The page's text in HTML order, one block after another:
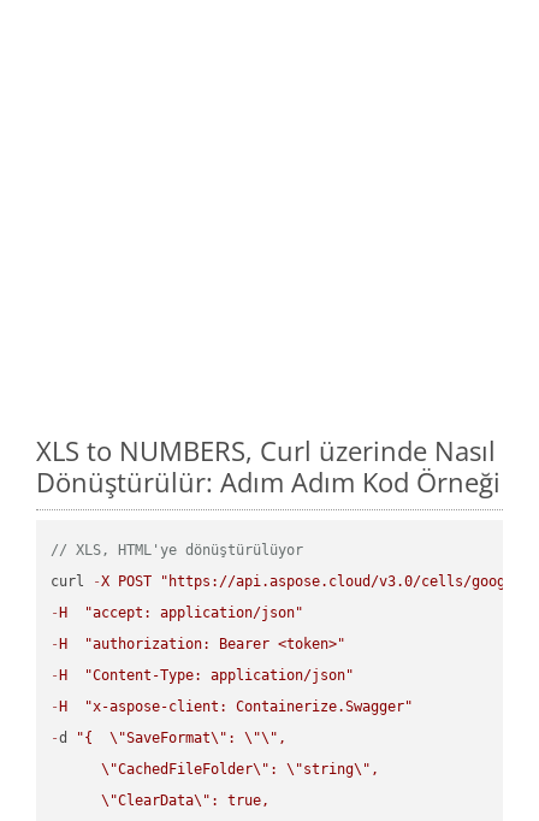
XLS to NUMBERS, Curl üzerinde Nasıl
Dönüştürülür: Adım Adım Kod Örneği
// XLS, HTML'ye dönüştürülüyor
curl
-X POST
"https://api.aspose.cloud/v3.0/cells/
- H
"accept: application/json"
- H
"authorization: Bearer <token>"
- H
"Content-Type: application/json"
- H
"x-aspose-client: Containerize.Swagger"
-d "{ \"SaveFormat\" : \"\" ,
\"CachedFileFolder\" : \"string\" ,
\"ClearData\" : true,